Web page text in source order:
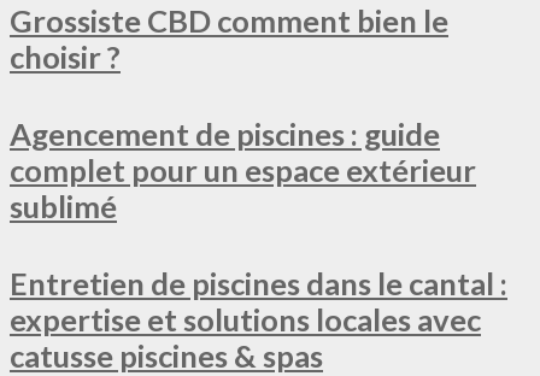
Grossiste CBD comment bien le
choisir ?
Agencement de piscines : guide
complet pour un espace extérieur
sublimé
Entretien de piscines dans le cantal :
expertise et solutions locales avec
catusse piscines & spas